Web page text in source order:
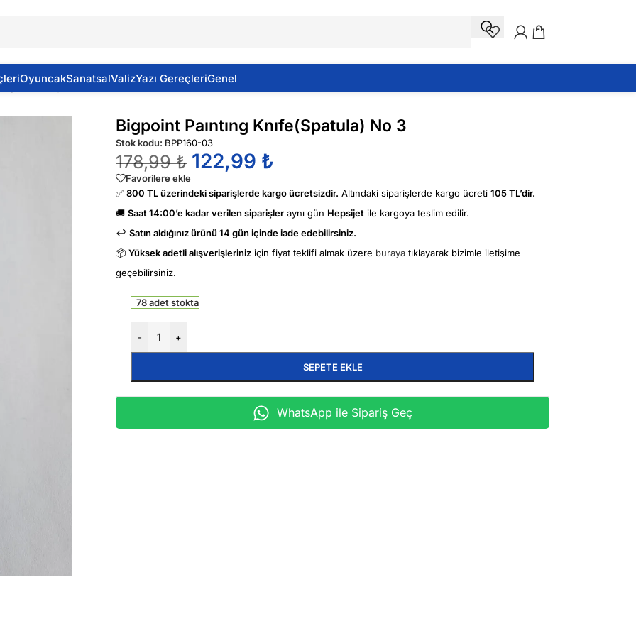
OyuncakSanatsalValizYazı GereçleriGenel
Knıfe(Spatula) No 3
Bigpoint Paıntıng Knıfe(Spatula) No 3
Stok kodu: BPP160-03
178,99₺ 122,99 ₺
Favorilere ekle
✅ 800 TL üzerindeki siparişlerde kargo ücretsizdir. Altındaki siparişlerde kargo ücreti 105 TL’dir.
🚚 Saat 14:00’e kadar verilen siparişler aynı gün Hepsijet ile kargoya teslim edilir.
↩️ Satın aldığınız ürünü 14 gün içinde iade edebilirsiniz.
📦 Yüksek adetli alışverişleriniz için fiyat teklifi almak üzere buraya tıklayarak bizimle iletişime
geçebilirsiniz.
78 adet stokta
- +
SEPETE EKLE
WhatsApp ile Sipariş Geç